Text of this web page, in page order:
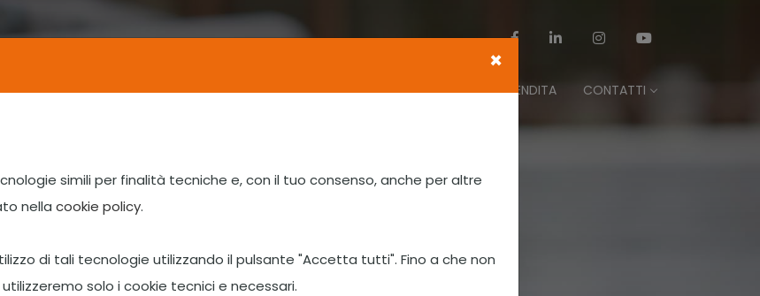
HOME CHI SIAMO NEWS E EVENTI MULTIMEDIA PUNTI VENDITA CONTATTI
×
simili per finalità tecniche e, con il tuo consenso, anche per altre
nella cookie policy.
di tali tecnologie utilizzando il pulsante "Accetta tutti". Fino a che non
solo i cookie tecnici e necessari.